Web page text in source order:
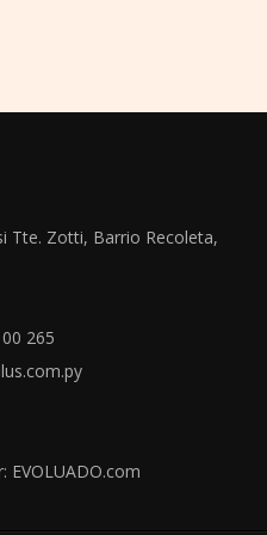
Tte. Zotti, Barrio Recoleta,
265
EVOLUADO.com